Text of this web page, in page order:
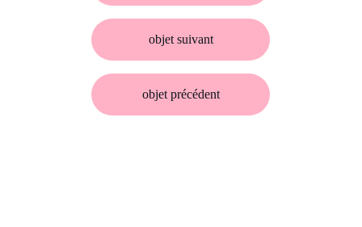
objet suivant
objet précédent